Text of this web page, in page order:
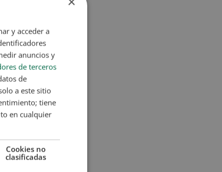
y acceder a
anuncios y
de terceros
de
a este sitio
tiene
en cualquier
Cookies no
clasificadas